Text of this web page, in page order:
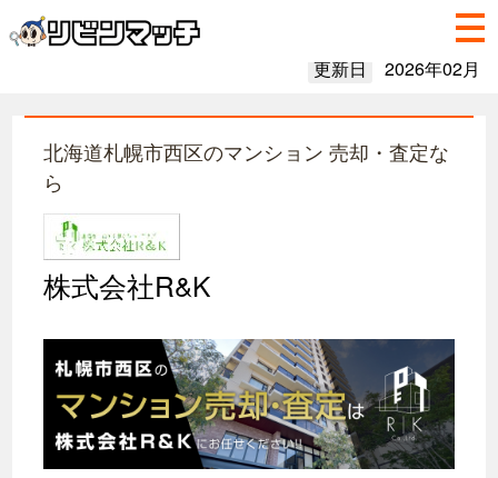
更新日 2026年02月
北海道札幌市西区のマンション 売却・査定な
ら
株式会社R&K